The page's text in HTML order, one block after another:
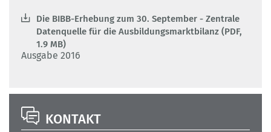
Die BIBB-Erhebung zum 30. September - Zentrale
Datenquelle für die Ausbildungsmarktbilanz (PDF,
1.9 MB)
Ausgabe 2016
KONTAKT